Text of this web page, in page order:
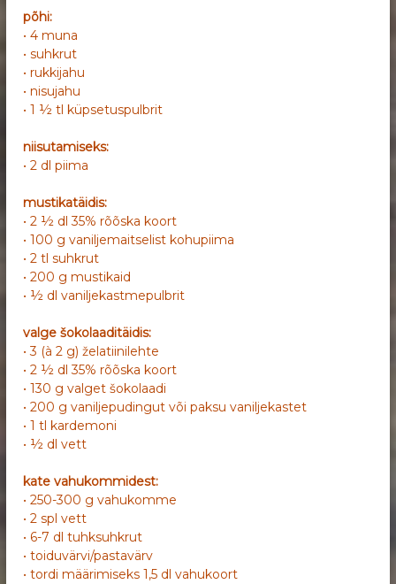
põhi:
• 4 muna
• suhkrut
• rukkijahu
• nisujahu
• 1 ½ tl küpsetuspulbrit
niisutamiseks:
• 2 dl piima
mustikatäidis:
• 2 ½ dl 35% rõõska koort
• 100 g vaniljemaitselist kohupiima
• 2 tl suhkrut
• 200 g mustikaid
• ½ dl vaniljekastmepulbrit
valge šokolaaditäidis:
• 3 (à 2 g) želatiinilehte
• 2 ½ dl 35% rõõska koort
• 130 g valget šokolaadi
• 200 g vaniljepudingut või paksu vaniljekastet
• 1 tl kardemoni
• ½ dl vett
kate vahukommidest:
• 250-300 g vahukomme
• 2 spl vett
• 6-7 dl tuhksuhkrut
• toiduvärvi/pastavärv
• tordi määrimiseks 1,5 dl vahukoort